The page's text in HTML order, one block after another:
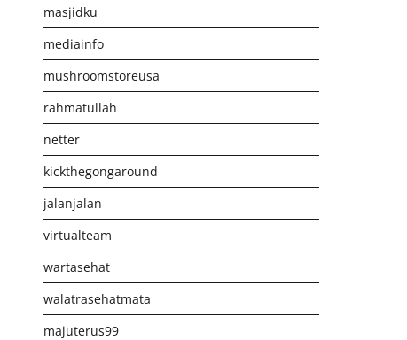
masjidku
mediainfo
mushroomstoreusa
rahmatullah
netter
kickthegongaround
jalanjalan
virtualteam
wartasehat
walatrasehatmata
majuterus99